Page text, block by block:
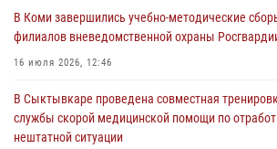
28 июля 2026, 13:32 8
В Коми за неделю росгвардейцами выявлено
деятельности
26 июля 2026, 06:48
В Коми завершились учебно-методические
филиалов вневедомственной охраны
16 июля 2026, 12:46
В Сыктывкаре проведена совместная
службы скорой медицинской помощи по
нештатной ситуации